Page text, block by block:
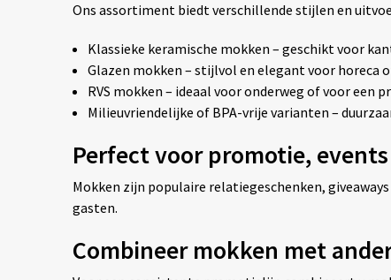
Ons assortiment biedt verschillende stijlen en
Klassieke keramische mokken – geschikt voor
Glazen mokken – stijlvol en elegant voor horeca
RVS mokken – ideaal voor onderweg of voor een
Milieuvriendelijke of BPA-vrije varianten –
Perfect voor promotie,
Mokken zijn populaire relatiegeschenken,
gasten.
Combineer mokken met